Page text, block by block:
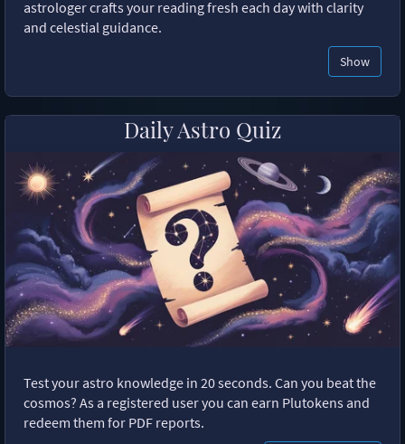
astrologer crafts your reading fresh each day with clarity
and celestial guidance.
Show
Daily Astro Quiz
Test your astro knowledge in 20 seconds. Can you beat the
cosmos? As a registered user you can earn Plutokens and
redeem them for PDF reports.